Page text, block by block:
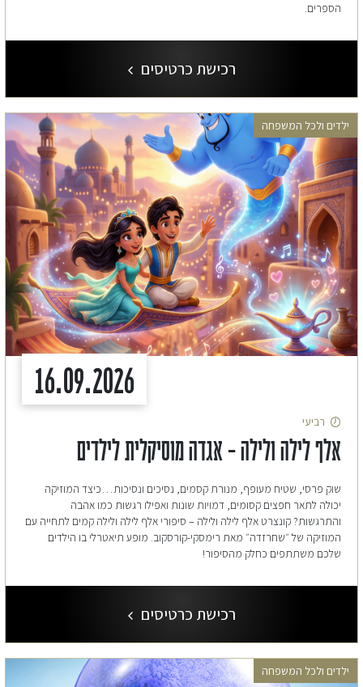
הספרים.
רכישת כרטיסים
ילדים ולכל המשפחה
16.09.2026
רביעי
אלף לילה ולילה – אגדה מוסיקלית לילדים
שוק פרסי, שטיח מעופף, מנורת קסמים, נסיכים ונסיכות…כיצד המוזיקה
יכולה לתאר חפצים קסומים, דמויות שונות ואפילו רגשות כמו אהבה
והתרגשות? קונצרט אלף לילה ולילה – סיפורי אלף לילה ולילה קמים לתחייה עם
המוזיקה של ״שחרזדה״ מאת רימסקי-קורסקוב. מופע תיאטרלי בו הילדים
שלכם משתתפים כחלק מהסיפור!
רכישת כרטיסים
ילדים ולכל המשפחה